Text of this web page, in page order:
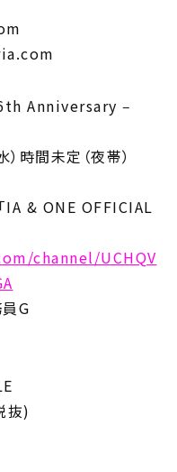
Anniversary ‒
時間未定（夜帯）
IA & ONE OFFICIAL
channel/UCHQV
G
抜)